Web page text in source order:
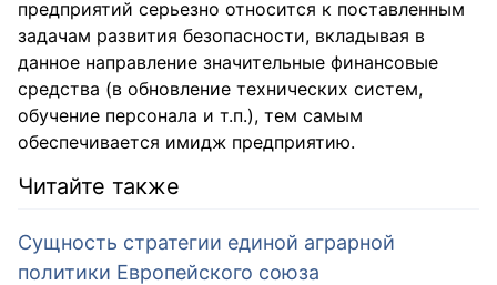
предприятий серьезно относится к поставленным
задачам развития безопасности, вкладывая в
данное направление значительные финансовые
средства (в обновление технических систем,
обучение персонала и т.п.), тем самым
обеспечивается имидж предприятию.
Читайте также
Сущность стратегии единой аграрной
политики Европейского союза